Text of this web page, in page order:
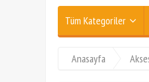
Tüm Kategoriler
Anasayfa